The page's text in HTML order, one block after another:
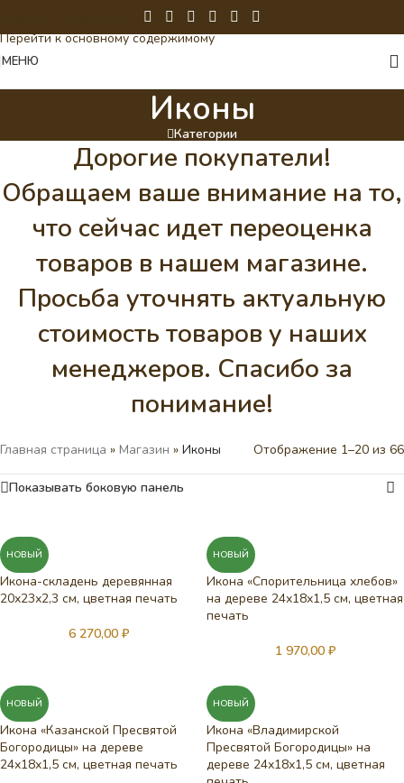
Перейти к основному содержимому
МЕНЮ
Иконы
Категории
Дорогие покупатели!
Обращаем ваше внимание на то,
что сейчас идет переоценка
товаров в нашем магазине.
Просьба уточнять актуальную
стоимость товаров у наших
менеджеров. Спасибо за
понимание!
Главная страница » Магазин » Иконы Отображение 1–20 из 66
Показывать боковую панель
НОВЫЙ
Икона-складень деревянная
20х23х2,3 см, цветная печать
6 270,00 ₽
НОВЫЙ
Икона «Спорительница хлебов»
на дереве 24х18х1,5 см, цветная
печать
1 970,00 ₽
НОВЫЙ
Икона «Казанской Пресвятой
Богородицы» на дереве
24х18х1,5 см, цветная печать
НОВЫЙ
Икона «Владимирской
Пресвятой Богородицы» на
дереве 24х18х1,5 см, цветная